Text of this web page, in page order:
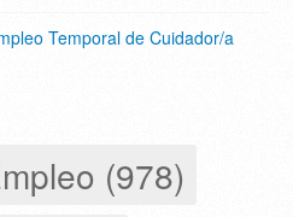
Temporal de Cuidador/a
(978)